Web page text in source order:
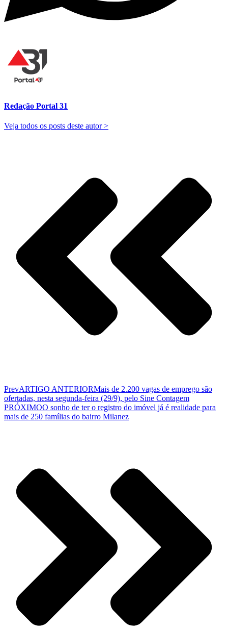
Redação Portal 31
Veja todos os posts deste autor >
PrevARTIGO ANTERIORMais de 2.200 vagas de emprego são
ofertadas, nesta segunda-feira (29/9), pelo Sine Contagem
PRÓXIMOO sonho de ter o registro do imóvel já é realidade para
mais de 250 famílias do bairro Milanez